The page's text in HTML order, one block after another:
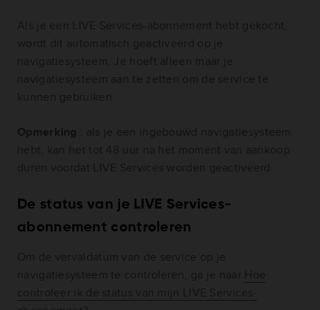
De status van je LIVE Services-
abonnement controleren